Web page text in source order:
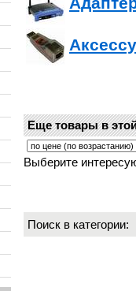
Еще товары в
Выберите
Поиск в